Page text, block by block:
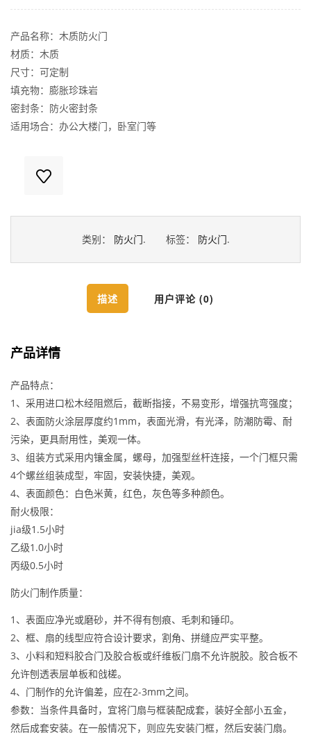
产品名称：木质防火门
材质：木质
尺寸：可定制
填充物：膨胀珍珠岩
密封条：防火密封条
适用场合：办公大楼门，卧室门等
类别： 防火门. 标签： 防火门.
描述 用户评论 (0)
产品详情
产品特点：
1、采用进口松木经阻燃后，截断指接，不易变形，增强抗弯强度；
2、表面防火涂层厚度约1mm，表面光滑，有光泽，防潮防霉、耐
污染，更具耐用性，美观一体。
3、组装方式采用内镶金属，螺母，加强型丝杆连接，一个门框只需
4个螺丝组装成型，牢固，安装快捷，美观。
4、表面颜色：白色米黄，红色，灰色等多种颜色。
耐火极限：
jia级1.5小时
乙级1.0小时
丙级0.5小时
防火门制作质量：
1、表面应净光或磨砂，并不得有刨痕、毛刺和锤印。
2、框、扇的线型应符合设计要求，割角、拼缝应严实平整。
3、小料和短料胶合门及胶合板或纤维板门扇不允许脱胶。胶合板不
允许刨透表层单板和戗槎。
4、门制作的允许偏差，应在2-3mm之间。
参数：当条件具备时，宜将门扇与框装配成套，装好全部小五金，
然后成套安装。在一般情况下，则应先安装门框，然后安装门扇。